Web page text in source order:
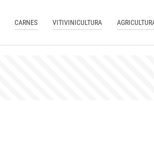
CARNES VITIVINICULTURA